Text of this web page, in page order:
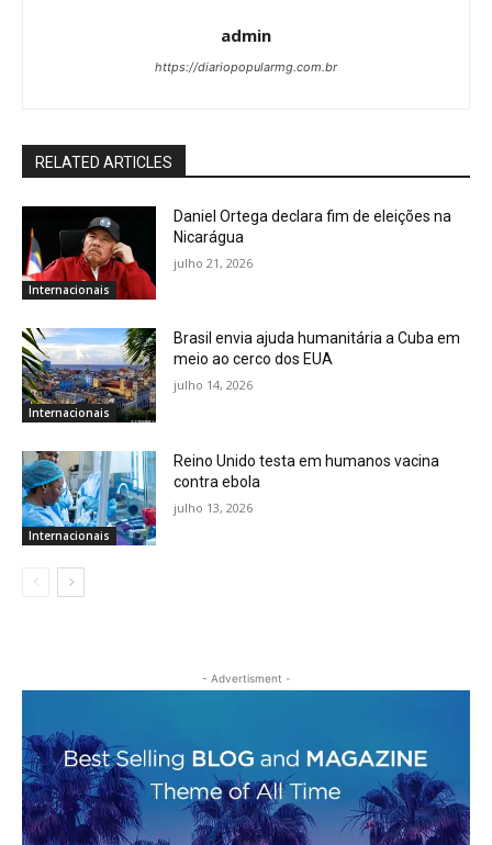
admin
https://diariopopularmg.com.br
RELATED ARTICLES
Internacionais
Daniel Ortega declara fim de eleições na
Nicarágua
julho 21, 2026
Internacionais
Brasil envia ajuda humanitária a Cuba em
meio ao cerco dos EUA
julho 14, 2026
Internacionais
Reino Unido testa em humanos vacina
contra ebola
julho 13, 2026
- Advertisment -